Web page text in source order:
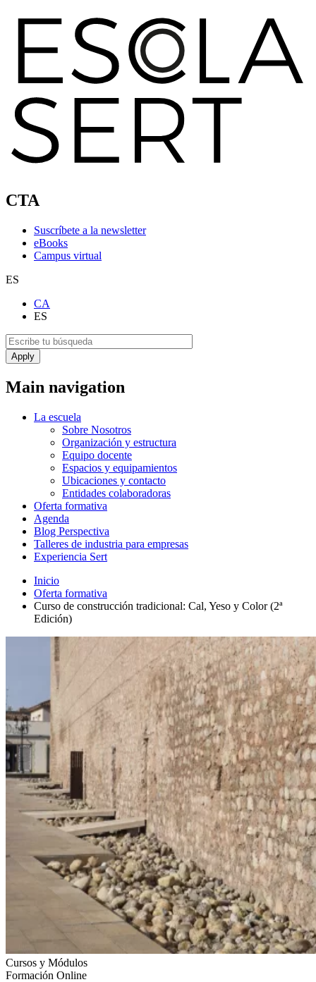
CTA
Suscríbete a la newsletter
eBooks
Campus virtual
ES
CA
ES
Main navigation
La escuela
Sobre Nosotros
Organización y estructura
Equipo docente
Espacios y equipamientos
Ubicaciones y contacto
Entidades colaboradoras
Oferta formativa
Agenda
Blog Perspectiva
Talleres de industria para empresas
Experiencia Sert
Inicio
Oferta formativa
Curso de construcción tradicional: Cal, Yeso y Color (2ª
Edición)
Cursos y Módulos
Formación Online